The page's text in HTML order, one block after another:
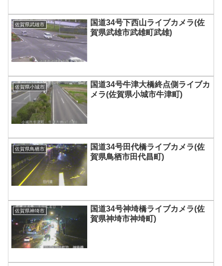
佐賀県武雄市
国道34号下西山ライブカメラ(佐
賀県武雄市武雄町武雄)
佐賀県小城市
国道34号牛津大橋終点側ライブカ
メラ(佐賀県小城市牛津町)
佐賀県鳥栖市
国道34号田代橋ライブカメラ(佐
賀県鳥栖市田代昌町)
佐賀県神埼市
国道34号神埼橋ライブカメラ(佐
賀県神埼市神埼町)